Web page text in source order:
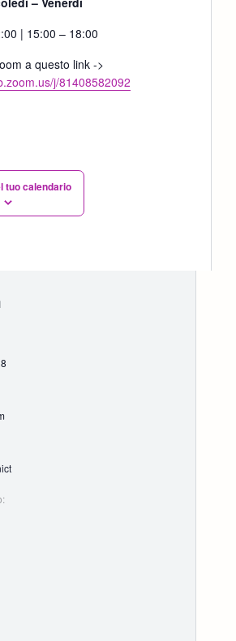
| 15:00 – 18:00
a questo link ->
j/81408582092
tuo calendario